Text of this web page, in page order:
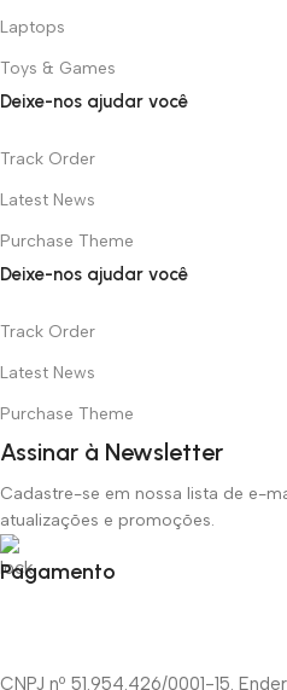
Laptops
Toys & Games
Deixe-nos ajudar você
Track Order
Latest News
Purchase Theme
Deixe-nos ajudar você
Track Order
Latest News
Purchase Theme
Assinar à Newsletter
Cadastre-se em nossa lista de e-
atualizações e promoções.
Pagamento
CNPJ nº 51.954.426/0001-15.